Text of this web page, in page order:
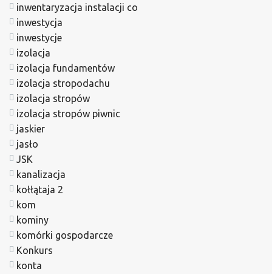
inwentaryzacja instalacji co
inwestycja
inwestycje
izolacja
izolacja fundamentów
izolacja stropodachu
izolacja stropów
izolacja stropów piwnic
jaskier
jasło
JSK
kanalizacja
kołłątaja 2
kom
kominy
komórki gospodarcze
Konkurs
konta